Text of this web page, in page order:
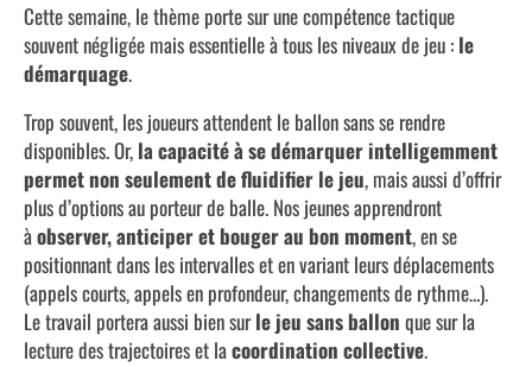
Cette semaine, le thème porte sur une compétence tactique
souvent négligée mais essentielle à tous les niveaux de jeu : le
démarquage.
Trop souvent, les joueurs attendent le ballon sans se rendre
disponibles. Or, la capacité à se démarquer intelligemment
permet non seulement de fluidifier le jeu, mais aussi d’offrir
plus d’options au porteur de balle. Nos jeunes apprendront
àobserver, anticiper et bouger au bon moment, en se
positionnant dans les intervalles et en variant leurs déplacements
(appels courts, appels en profondeur, changements de rythme…).
Le travail portera aussi bien surle jeu sans ballon que sur la
lecture des trajectoires et lacoordination collective.